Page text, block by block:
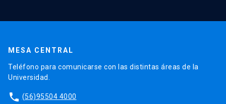
MESA CENTRAL
Teléfono para comunicarse con las distintas áreas de la
Universidad.
phone (56)95504 4000